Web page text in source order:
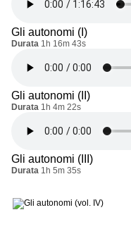
Gli autonomi (I)
Durata 1h 16m 43s
Gli autonomi (II)
Durata 1h 4m 22s
Gli autonomi (III)
Durata 1h 5m 35s